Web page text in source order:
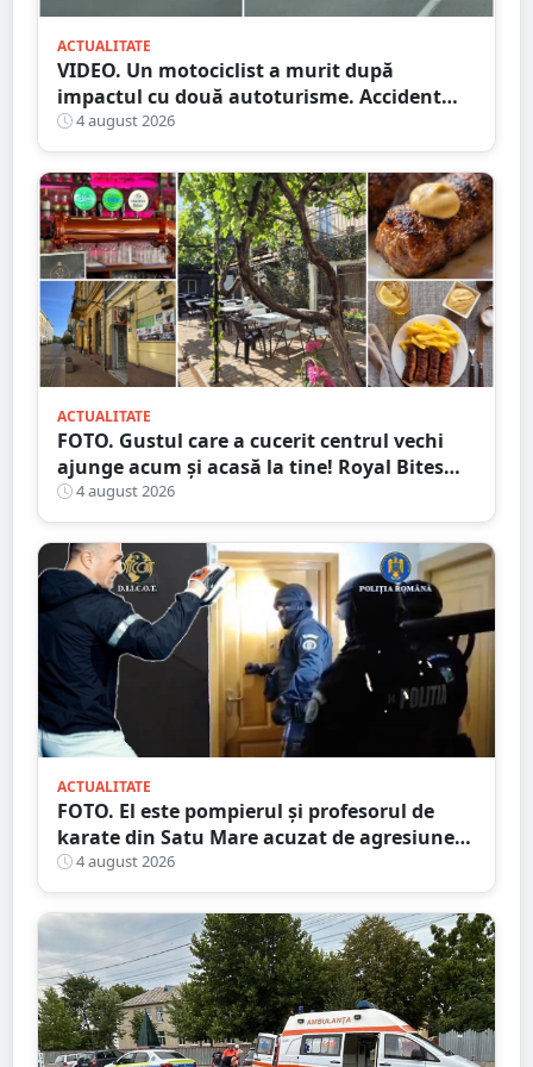
ACTUALITATE
VIDEO. Un motociclist a murit după
impactul cu două autoturisme. Accident
cumplit în județul vecin
4 august 2026
ACTUALITATE
FOTO. Gustul care a cucerit centrul vechi
ajunge acum și acasă la tine! Royal Bites
(fosta Zahana) livrează la domiciliu
4 august 2026
ACTUALITATE
FOTO. El este pompierul și profesorul de
karate din Satu Mare acuzat de agresiune
intimă asupra unui minor
4 august 2026